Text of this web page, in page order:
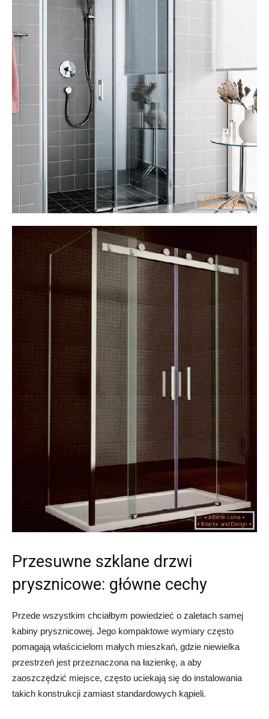
Przesuwne szklane drzwi
prysznicowe: główne cechy
Przede wszystkim chciałbym powiedzieć o zaletach samej
kabiny prysznicowej. Jego kompaktowe wymiary często
pomagają właścicielom małych mieszkań, gdzie niewielka
przestrzeń jest przeznaczona na łazienkę, a aby
zaoszczędzić miejsce, często uciekają się do instalowania
takich konstrukcji zamiast standardowych kąpieli.